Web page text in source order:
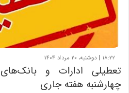
۱۸:۲۲ | دوشنبه، ۲۰ مرداد ۱۴۰۴
تعطیلی ادارات و
چهارشنبه هفته جاری